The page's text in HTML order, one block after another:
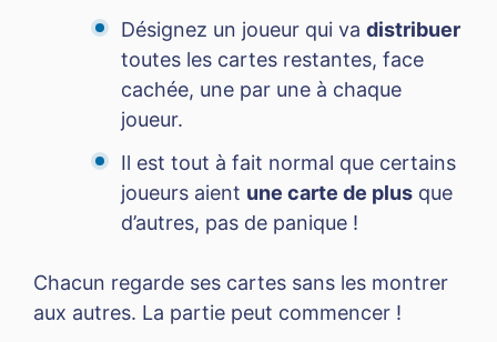
Désignez un joueur qui va distribuer
toutes les cartes restantes, face
cachée, une par une à chaque
joueur.
Il est tout à fait normal que certains
joueurs aient une carte de plus que
d’autres, pas de panique !
Chacun regarde ses cartes sans les montrer
aux autres. La partie peut commencer !